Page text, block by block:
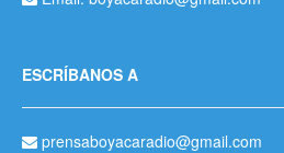
ESCRÍBANOS A
prensaboyacaradio@gmail.com